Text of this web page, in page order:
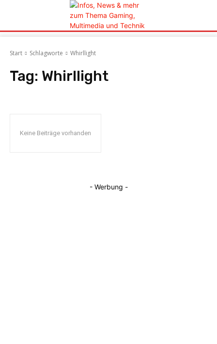
Start Schlagworte Whirllight
Tag: Whirllight
Keine Beiträge vorhanden
- Werbung -